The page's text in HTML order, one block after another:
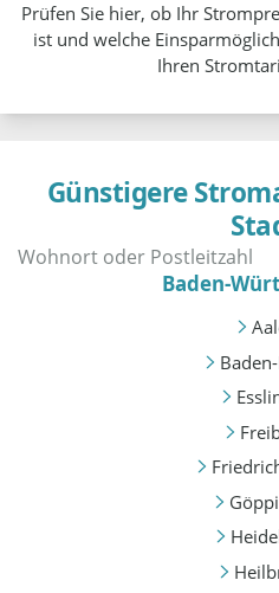
Prüfen Sie hier, ob Ihr
ist und welche
Ihren
Günstigere
Baden-